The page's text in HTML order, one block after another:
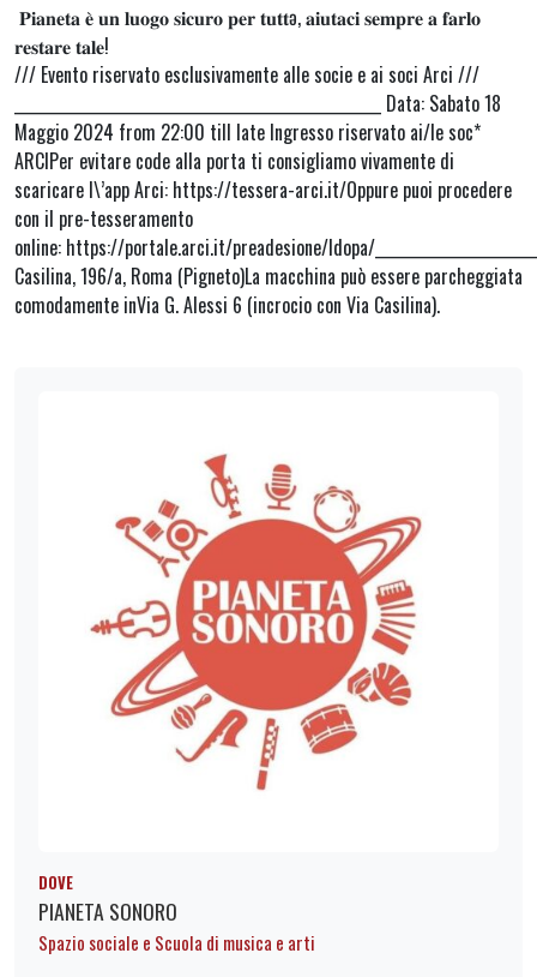
𝐏𝐢𝐚𝐧𝐞𝐭𝐚 𝐞̀ 𝐮𝐧 𝐥𝐮𝐨𝐠𝐨 𝐬𝐢𝐜𝐮𝐫𝐨 𝐩𝐞𝐫 𝐭𝐮𝐭𝐭ə, 𝐚𝐢𝐮𝐭𝐚𝐜𝐢 𝐬𝐞𝐦𝐩𝐫𝐞 𝐚 𝐟𝐚𝐫𝐥𝐨
𝐫𝐞𝐬𝐭𝐚𝐫𝐞 𝐭𝐚𝐥𝐞!
/// Evento riservato esclusivamente alle socie e ai soci Arci ///
___________________________________________________ Data: Sabato 18
Maggio 2024 from 22:00 till late Ingresso riservato ai/le soc*
ARCIPer evitare code alla porta ti consigliamo vivamente di
scaricare l\’app Arci: https://tessera-arci.it/Oppure puoi procedere
con il pre-tesseramento
online: https://portale.arci.it/preadesione/ldopa/
Casilina, 196/a, Roma (Pigneto)La macchina può essere parcheggiata
comodamente inVia G. Alessi 6 (incrocio con Via Casilina).
DOVE
PIANETA SONORO
Spazio sociale e Scuola di musica e arti